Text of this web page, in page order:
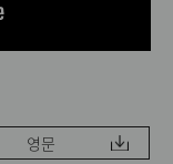
영문